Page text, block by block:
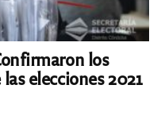
los
elecciones 2021